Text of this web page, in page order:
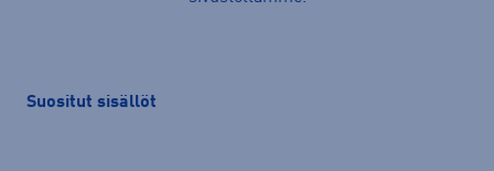
Suositut sisällöt